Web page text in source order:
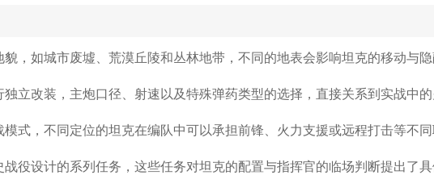
，如城市废墟、荒漠丘陵和丛林地带，不同的地表会影响坦克的移动与隐
立改装，主炮口径、射速以及特殊弹药类型的选择，直接关系到实战中的
式，不同定位的坦克在编队中可以承担前锋、火力支援或远程打击等不同
役设计的系列任务，这些任务对坦克的配置与指挥官的临场判断提出了具